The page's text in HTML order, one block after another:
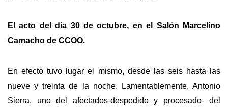
El acto del día 30 de octubre, en el Salón Marcelino
Camacho de CCOO.
En efecto tuvo lugar el mismo, desde las seis hasta las
nueve y treinta de la noche. Lamentablemente, Antonio
Sierra, uno del afectados-despedido y procesado- del